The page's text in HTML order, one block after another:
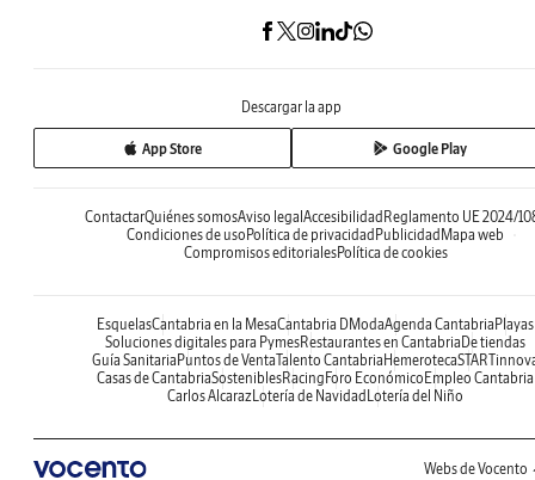
Descargar la app
App Store Google Play
ContactarQuiénes somosAviso legal Accesibilidad Reglamento UE 2024/
Condiciones de uso Política de privacidad Publicidad Mapa web
Compromisos editorialesPolítica de cookies
EsquelasCantabria en la MesaCantabria DModaAgenda Cantabria Playas
Soluciones digitales para PymesRestaurantes en Cantabria De tiendas
Guía Sanitaria Puntos de VentaTalento Cantabria Hemeroteca
Casas de CantabriaSosteniblesRacing Foro Económico Empleo Cantabria
Carlos AlcarazLotería de Navidad Lotería del Niño
Webs de Vocento